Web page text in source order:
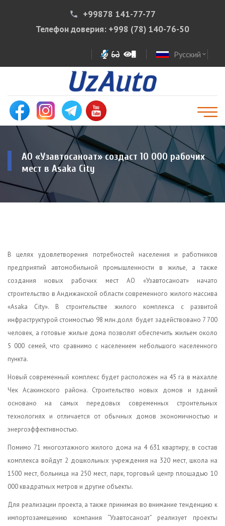
phone
+99878 141-77-77
Телефон доверия: +998 (78) 140-76-50
Русский expand_more
АО «Узавтосаноат» создаст 10 000 рабочих
мест в Asaka City
В целях удовлетворения потребностей населения и работников
предприятий автомобильной промышленности в жилье, а также
создания новых рабочих мест АО «Узавтосаноат» начато
строительство в Андижанской области современного жилого массива
«Asaka City». В строительстве жилого комплекса с развитой
инфраструктурой стоимостью 98 млн.долл будет задействовано 7 700
человек, а готовые жилые дома позволят обеспечить жильем около
5 000 семей, что сравнимо с населением небольшого населенного
пункта.
Новый современный комплекс будет расположен на 45 га в махалле
Чек Асакинского района. Строительство новых домов и зданий
основано на самых передовых современных строительных
технологиях и отличается от обычных домов экономичностью и
энергоэффективностью.
Помимо 71 многоэтажного жилого дома на 4 631 квартиру, в состав
комплекса войдут 2 дошкольных учреждения на 320 мест, школа на
1500 мест, больница на 250 мест, парк, торговый центр площадью 10
000 квадратных метров и другие объекты.
Для реализации проекта, а также принимая во внимание тенденцию к
импортозамещению компания “Узавтосаноат” реализует проекты